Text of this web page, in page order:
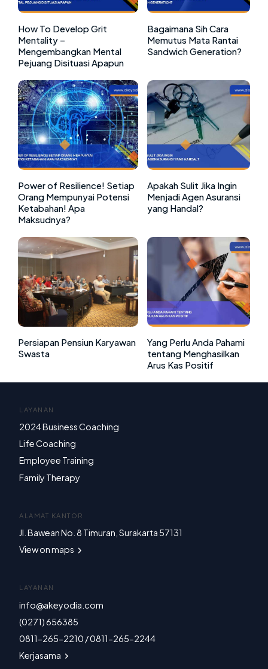
How To Develop Grit
Mentality –
Mengembangkan Mental
Pejuang Disituasi Apapun
Bagaimana Sih Cara
Memutus Mata Rantai
Sandwich Generation?
Power of Resilience! Setiap
Orang Mempunyai Potensi
Ketabahan! Apa
Maksudnya?
Apakah Sulit Jika Ingin
Menjadi Agen Asuransi
yang Handal?
Persiapan Pensiun Karyawan
Swasta
Yang Perlu Anda Pahami
tentang Menghasilkan
Arus Kas Positif
LAYANAN
2024 Business Coaching
Life Coaching
Employee Training
Family Therapy
ALAMAT KANTOR
Jl. Bawean No. 8 Timuran, Surakarta 57131
View on maps
LAYANAN
info@akeyodia.com
(0271) 656385
0811-265-2210 / 0811-265-2244
Kerjasama